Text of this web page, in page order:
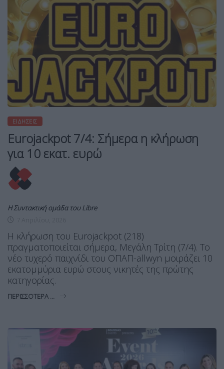
ΕΙΔΉΣΕΙΣ
Eurojackpot 7/4: Σήμερα η κλήρωση
για 10 εκατ. ευρώ
Η Συντακτική ομάδα του Libre
H κλήρωση του Eurojackpot (218)
πραγματοποιείται σήμερα, Μεγάλη Τρίτη (7/4). Το
νέο τυχερό παιχνίδι του ΟΠΑΠ-allwyn μοιράζει 10
εκατομμύρια ευρώ στους νικητές της πρώτης
κατηγορίας.
ΠΕΡΙΣΣΌΤΕΡΑ ...